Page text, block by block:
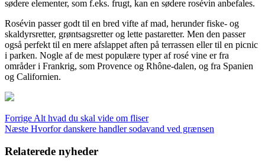
sødere elementer, som f.eks. frugt, kan en sødere rosévin anbefales.
Rosévin passer godt til en bred vifte af mad, herunder fiske- og
skaldyrsretter, grøntsagsretter og lette pastaretter. Men den passer
også perfekt til en mere afslappet aften på terrassen eller til en picnic
i parken. Nogle af de mest populære typer af rosé vine er fra
områder i Frankrig, som Provence og Rhône-dalen, og fra Spanien
og Californien.
Forrige Alt hvad du skal vide om fliser
Næste Hvorfor danskere handler sodavand ved grænsen
Relaterede nyheder